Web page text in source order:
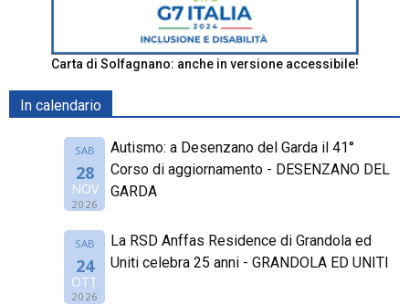
Carta di Solfagnano: anche in versione accessibile!
In calendario
SAB
28
NOV
2026
Autismo: a Desenzano del Garda il 41°
Corso di aggiornamento - DESENZANO DEL
GARDA
SAB
24
OTT
2026
La RSD Anffas Residence di Grandola ed
Uniti celebra 25 anni - GRANDOLA ED UNITI